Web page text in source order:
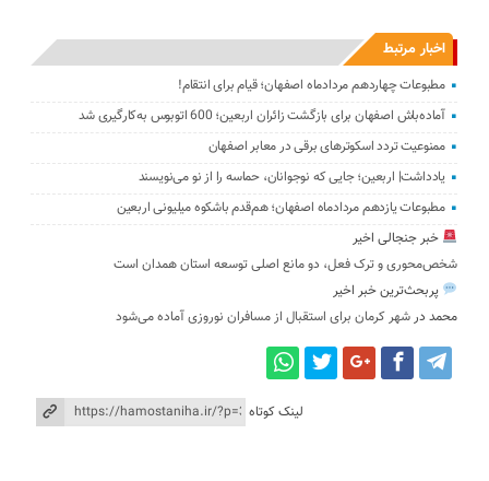
اخبار مرتبط
مطبوعات چهاردهم مردادماه اصفهان؛ قیام برای انتقام!
آماده‌باش اصفهان برای بازگشت زائران اربعین؛ 600 اتوبوس به‌کارگیری شد
ممنوعیت تردد اسکوترهای برقی در معابر اصفهان
یادداشت| اربعین؛ جایی که نوجوانان، حماسه را از نو می‌نویسند
مطبوعات یازدهم مردادماه اصفهان؛ هم‌قدم باشکوه میلیونی اربعین
خبر جنجالی اخیر
شخص‌محوری و ترک فعل، دو مانع اصلی توسعه استان همدان است
پربحث‌ترین خبر اخیر
محمد درشهر کرمان برای استقبال از مسافران نوروزی آماده می‌شود
لینک کوتاه